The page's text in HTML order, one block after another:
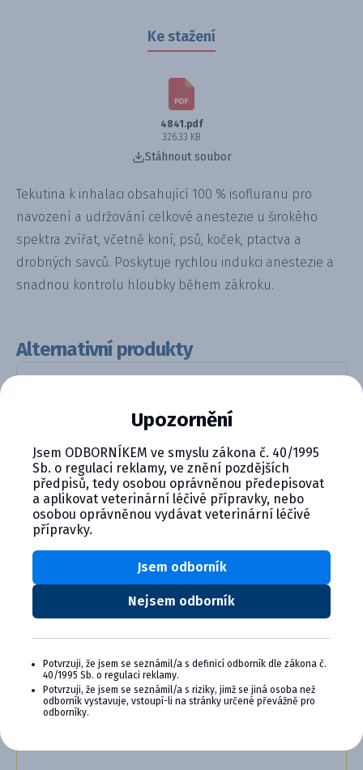
Ke stažení
4841.pdf
326.33 KB
Stáhnout soubor
Tekutina k inhalaci obsahující 100 % isofluranu pro
navození a udržování celkové anestezie u širokého
spektra zvířat, včetně koní, psů, koček, ptactva a
drobných savců. Poskytuje rychlou indukci anestezie a
snadnou kontrolu hloubky během zákroku.
Alternativní produkty
ISOFLURIN 1000 mg/g tekutina k...
Detail produktu
CYMEDICA PLUS: VĚRNOST, KTERÁ
SE VYPLÁCÍ
Staňte se členem věrnostního programu
Upozornění
Jsem ODBORNÍKEM ve smyslu zákona č. 40/1995
Sb. o regulaci reklamy, ve znění pozdějších
předpisů, tedy osobou oprávněnou předepisovat
a aplikovat veterinární léčivé přípravky, nebo
osobou oprávněnou vydávat veterinární léčivé
přípravky.
Nejsem odborník
Jsem odborník
Potvrzuji, že jsem se seznámil/a s definicí odborník dle zákona č.
40/1995 Sb. o regulaci reklamy.
Potvrzuji, že jsem se seznámil/a s riziky, jimž se jiná osoba než
odborník vystavuje, vstoupí-li na stránky určené převážně pro
odborníky.